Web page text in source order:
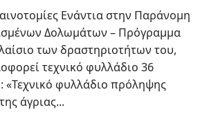
Ενάντια στην Παράνομη
Δολωμάτων – Πρόγραμμα
των δραστηριοτήτων του,
τεχνικό φυλλάδιο 36
«Τεχνικό φυλλάδιο πρόληψης
άγριας...